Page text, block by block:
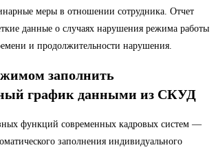
меры в отношении сотрудника. Отчет
данные о случаях нарушения режима работы
и продолжительности нарушения.
заполнить
график данными из СКУД
функций современных кадровых систем —
заполнения индивидуального